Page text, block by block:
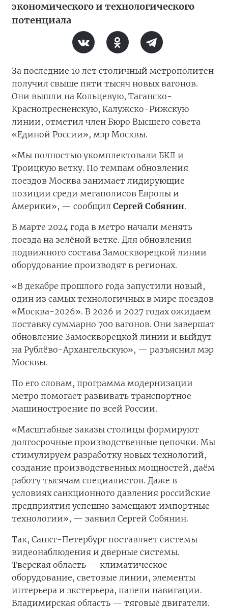
экономического и технологического
потенциала
За последние 10 лет столичный метрополитен
получил свыше пяти тысяч новых вагонов.
Они вышли на Кольцевую, Таганско-
Краснопресненскую, Калужско-Рижскую
линии, отметил член Бюро Высшего совета
«Единой России», мэр Москвы.
«Мы полностью укомплектовали БКЛ и
Троицкую ветку. По темпам обновления
поездов Москва занимает лидирующие
позиции среди мегаполисов Европы и
Америки», — сообщил Сергей Собянин.
В марте 2024 года в метро начали менять
поезда на зелёной ветке. Для обновления
подвижного состава Замоскворецкой линии
оборудование производят в регионах.
«В декабре прошлого года запустили новый,
один из самых технологичных в мире поездов
«Москва-2026». В 2026 и 2027 годах ожидаем
поставку суммарно 700 вагонов. Они завершат
обновление Замоскворецкой линии и выйдут
на Рублёво-Архангельскую», — разъяснил мэр
Москвы.
По его словам, программа модернизации
метро помогает развивать транспортное
машиностроение по всей России.
«Масштабные заказы столицы формируют
долгосрочные производственные цепочки. Мы
стимулируем разработку новых технологий,
создание производственных мощностей, даём
работу тысячам специалистов. Даже в
условиях санкционного давления российские
предприятия успешно замещают импортные
технологии», — заявил Сергей Собянин.
Так, Санкт-Петербург поставляет системы
видеонаблюдения и дверные системы.
Тверская область — климатическое
оборудование, световые линии, элементы
интерьера и экстерьера, панели навигации.
Владимирская область — тяговые двигатели.